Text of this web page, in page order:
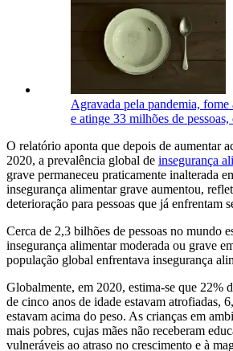
Agravada pela pandemia, fome
e atinge 33 milhões de
O relatório aponta que depois de aumentar
2020, a prevalência global de insegurança
grave permaneceu praticamente inalterada
insegurança alimentar grave aumentou,
deterioração para pessoas que já enfrentam
Cerca de 2,3 bilhões de pessoas no mundo
insegurança alimentar moderada ou grave
população global enfrentava insegurança
Globalmente, em 2020, estima-se que 22%
de cinco anos de idade estavam atrofiadas,
estavam acima do peso. As crianças em
mais pobres, cujas mães não receberam
vulneráveis ao atraso no crescimento e à